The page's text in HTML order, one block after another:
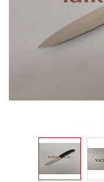
Χάσατε τον κωδικό σας ?